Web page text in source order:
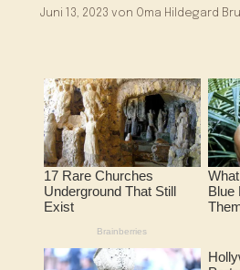
Juni 13, 2023 von Oma Hildegard